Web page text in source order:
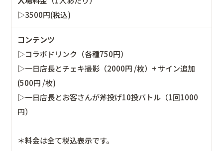
▷3500円(税込)
コンテンツ
▷コラボドリンク（各種750円）
▷一日店長とチェキ撮影（2000円 /枚）+ サイン追加
(500円 /枚)
▷一日店長とお客さんが斧投げ10投バトル（1回1000
円）
＊料金は全て税込表示です。